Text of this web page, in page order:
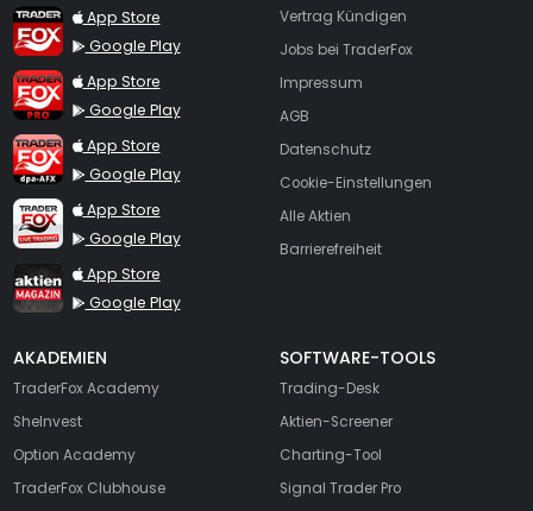
TraderFox App
App Store
Google Play
TraderFox Pro
App Store
Google Play
TraderFox dpa-AFX ProFeed
App Store
Google Play
TraderFox Live Trading
App Store
Google Play
TraderFox aktien Magazin
App Store
Google Play
Vertrag Kündigen
Jobs bei TraderFox
Impressum
AGB
Datenschutz
Cookie-Einstellungen
Alle Aktien
Barrierefreiheit
AKADEMIEN
TraderFox Academy
SheInvest
Option Academy
TraderFox Clubhouse
SOFTWARE-TOOLS
Trading-Desk
Aktien-Screener
Charting-Tool
Signal Trader Pro